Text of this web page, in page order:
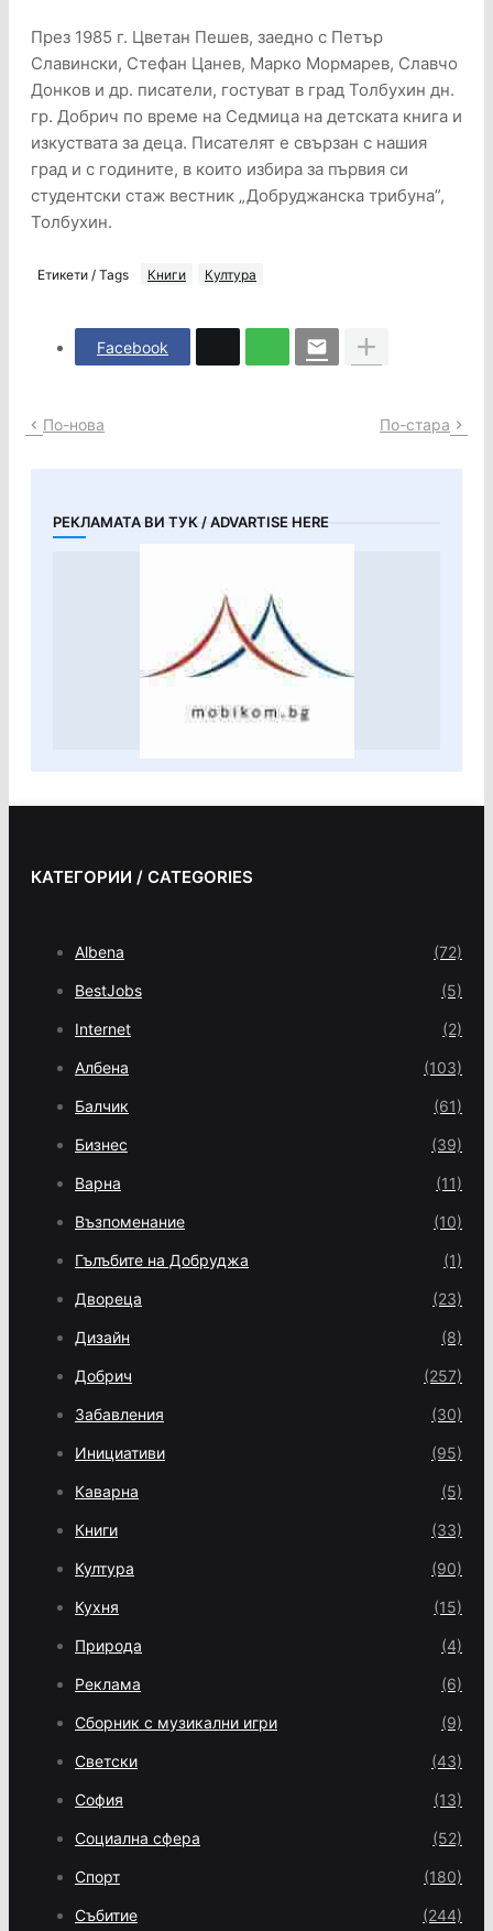
През 1985 г. Цветан Пешев, заедно с Петър
Славински, Стефан Цанев, Марко Мормарев, Славчо
Донков и др. писатели, гостуват в град Толбухин дн.
гр. Добрич по време на Седмица на детската книга и
изкуствата за деца. Писателят е свързан с нашия
град и с годините, в които избира за първия си
студентски стаж вестник „Добруджанска трибуна”,
Толбухин.
Етикети / Tags Книги Култура
Facebook
По-нова По-стара
РЕКЛАМАТА ВИ ТУК / ADVARTISE HERE
КАТЕГОРИИ / CATEGORIES
Albena (72)
BestJobs (5)
Internet (2)
Албена (103)
Балчик (61)
Бизнес (39)
Варна (11)
Възпоменание (10)
Гълъбите на Добруджа (1)
Двореца (23)
Дизайн (8)
Добрич (257)
Забавления (30)
Инициативи (95)
Каварна (5)
Книги (33)
Култура (90)
Кухня (15)
Природа (4)
Реклама (6)
Сборник с музикални игри (9)
Светски (43)
София (13)
Социална сфера (52)
Спорт (180)
Събитие (244)